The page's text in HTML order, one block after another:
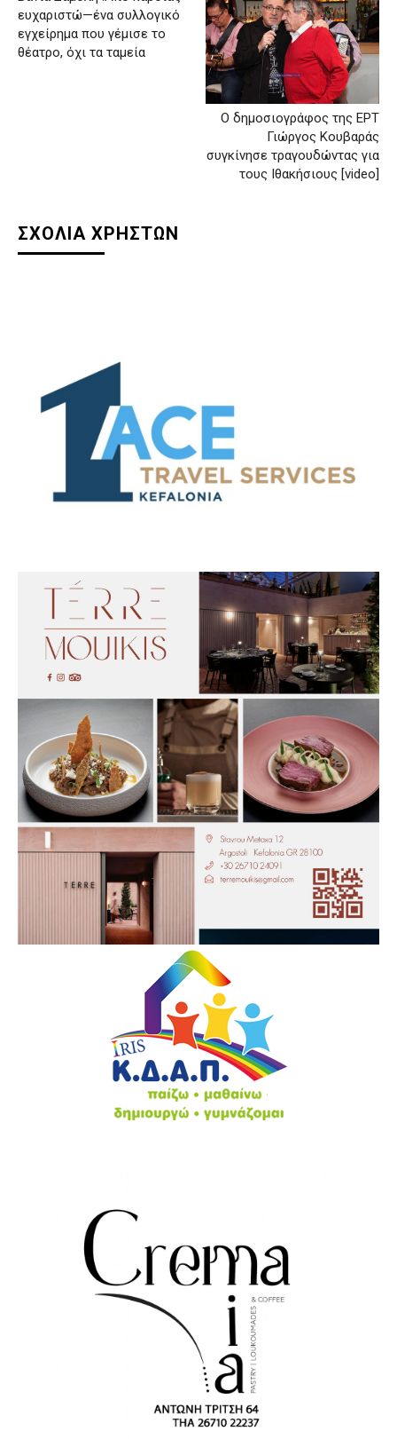
ευχαριστώ—ένα συλλογικό
εγχείρημα που γέμισε το
θέατρο, όχι τα ταμεία
Ο δημοσιογράφος της ΕΡΤ
Γιώργος Κουβαράς
συγκίνησε τραγουδώντας για
τους Ιθακήσιους [video]
ΣΧΟΛΙΑ ΧΡΗΣΤΩΝ